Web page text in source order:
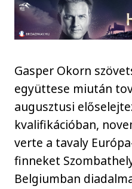
Gasper Okorn
együttese miután
augusztusi
kvalifikációban,
verte a tavaly
finneket
Belgiumban